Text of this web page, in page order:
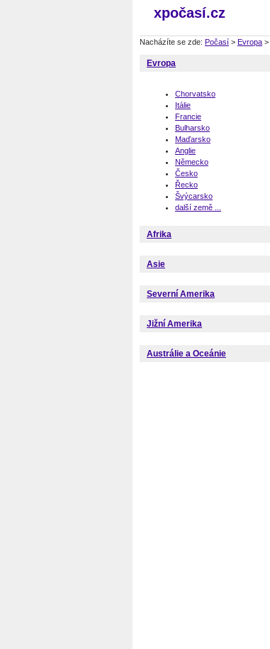
xpočasí.cz
Nacházíte se zde: Počasí > Evropa >
Evropa
Chorvatsko
Itálie
Francie
Bulharsko
Maďarsko
Anglie
Německo
Česko
Řecko
Švýcarsko
další země ...
Afrika
Asie
Severní Amerika
Jižní Amerika
Austrálie a Oceánie